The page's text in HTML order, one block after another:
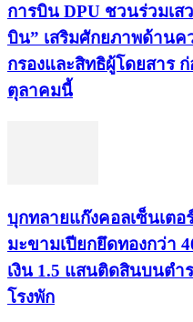
การบิน DPU ชวนร่วมเส
บิน” เสริมศักยภาพด้านค
กรองและสิทธิผู้โดยสาร
ตุลาคมนี้
บุกทลายแก๊งคอลเซ็นเตอ
มะขามเปียกยึดทองกว่า
เงิน 1.5 แสนติดสินบนต
โรงพัก